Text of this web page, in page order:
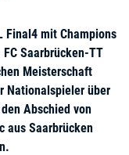
Final4 mit Champions
Saarbrücken-TT
Meisterschaft
Nationalspieler über
Abschied von
aus Saarbrücken